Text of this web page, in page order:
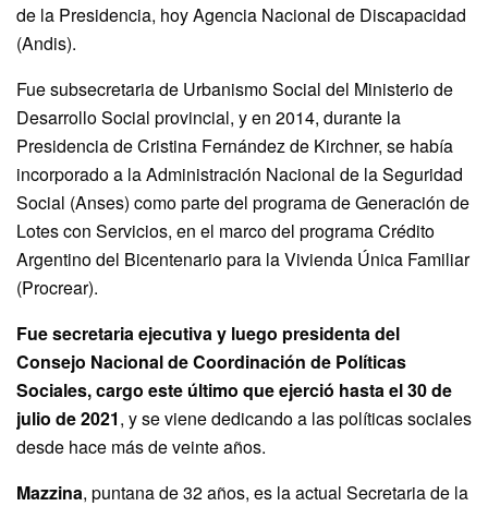
de la Presidencia, hoy Agencia Nacional de Discapacidad
(Andis).
Fue subsecretaria de Urbanismo Social del Ministerio de
Desarrollo Social provincial, y en 2014, durante la
Presidencia de Cristina Fernández de Kirchner, se había
incorporado a la Administración Nacional de la Seguridad
Social (Anses) como parte del programa de Generación de
Lotes con Servicios, en el marco del programa Crédito
Argentino del Bicentenario para la Vivienda Única Familiar
(Procrear).
Fue secretaria ejecutiva y luego presidenta del
Consejo Nacional de Coordinación de Políticas
Sociales, cargo este último que ejerció hasta el 30 de
julio de 2021, y se viene dedicando a las políticas sociales
desde hace más de veinte años.
Mazzina, puntana de 32 años, es la actual Secretaria de la